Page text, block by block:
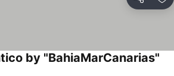
by "BahiaMarCanarias"